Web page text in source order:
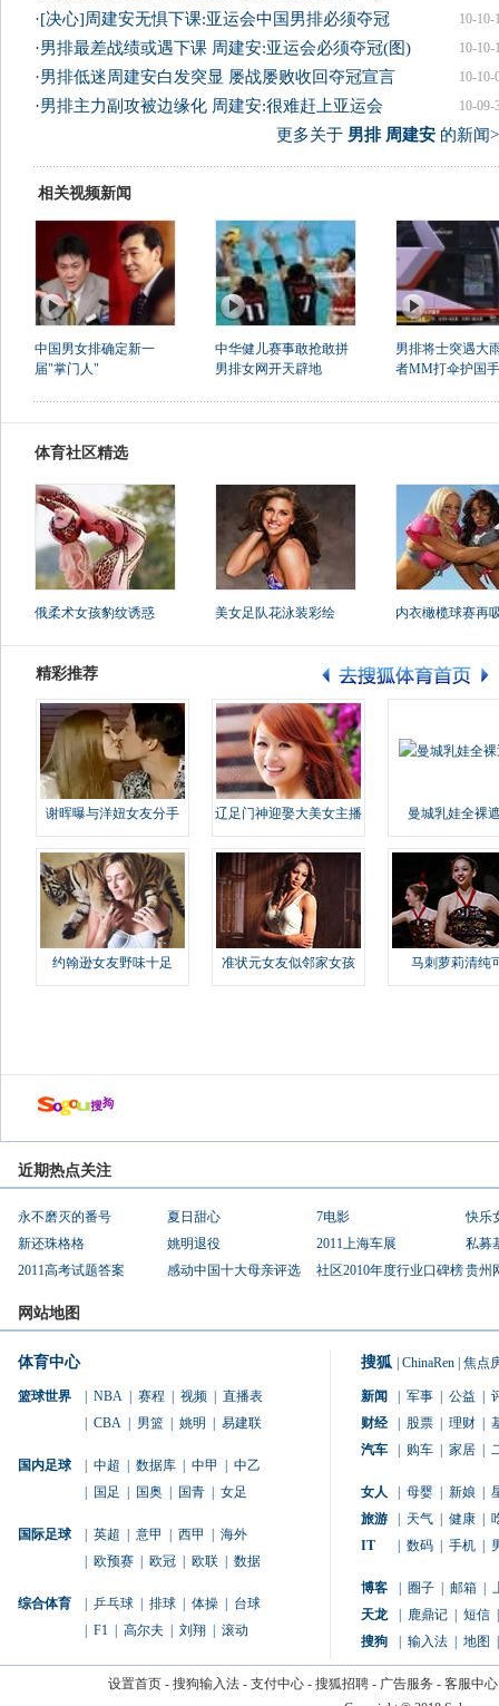
10-10-
·[决心]周建安无惧下课:亚运会中国男排必须夺冠
10-10-
·男排最差战绩或遇下课 周建安:亚运会必须夺冠(图)
10-10-
·男排低迷周建安白发突显 屡战屡败收回夺冠宣言
10-09-
·男排主力副攻被边缘化 周建安:很难赶上亚运会
更多关于 男排 周建安的新闻
相关视频新闻
中国男女排确定新一
届"掌门人"
中华健儿赛事敢抢敢拼
男排女网开天辟地
男排将士突遇大
者MM打伞护国手
体育社区精选
俄柔术女孩豹纹诱惑 美女足队花泳装彩绘 内衣橄榄球赛再
精彩推荐
谢晖曝与洋妞女友分手 辽足门神迎娶大美女主播 曼城乳娃全裸
约翰逊女友野味十足 准状元女友似邻家女孩 马刺萝莉清纯
近期热点关注
永不磨灭的番号 夏日甜心 7电影
快乐
新还珠格格
姚明退役 2011上海车展
私募
2011高考试题答案
感动中国十大母亲评选 社区2010年度行业口碑榜贵州
网站地图
体育中心
篮球世界 NBA 赛程 视频
直播表
CBA 男篮 姚明 易建联
国内足球 中超 数据库 中甲
中乙
国足 国奥 国青 女足
国际足球 英超 意甲 西甲
海外
欧预赛 欧冠 欧联 数据
综合体育 乒乓球 排球 体操
台球
F1 高尔夫 刘翔 滚动
搜狐 ChinaRen 焦点
新闻 军事 公益
财经
股票 理财
汽车
购车 家居
女人 母婴 新娘
旅游
天气 健康
IT
数码 手机
博客 圈子 邮箱
天龙
鹿鼎记 短信
搜狗
输入法 地图
设置首页- 搜狗输入法- 支付中心- 搜狐招聘- 广告服务 - 客服中心